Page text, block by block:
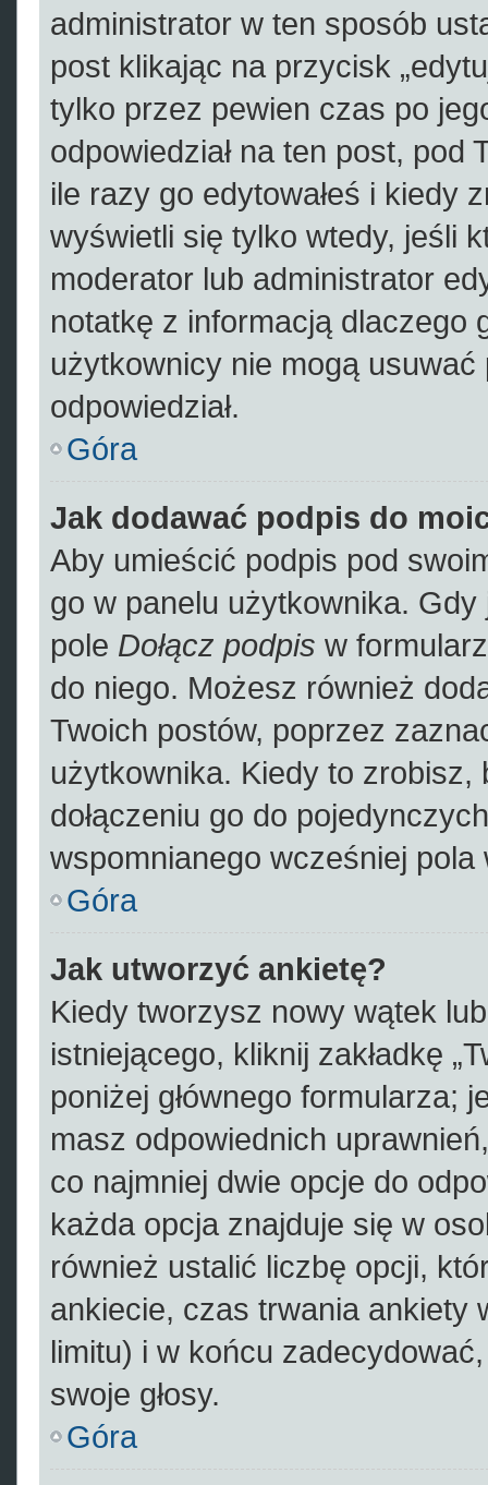
administrator w ten sposób
post klikając na przycisk
tylko przez pewien czas po
odpowiedział na ten post, pod
ile razy go edytowałeś i kiedy
wyświetli się tylko wtedy, jeśli
moderator lub administrator
notatkę z informacją dlaczego
użytkownicy nie mogą
odpowiedział.
Góra
Jak dodawać podpis do
Aby umieścić podpis pod
go w panelu użytkownika.
pole Dołącz podpis w
do niego. Możesz również
Twoich postów, poprzez
użytkownika. Kiedy to zrobisz,
dołączeniu go do
wspomnianego wcześniej
Góra
Jak utworzyć ankietę?
Kiedy tworzysz nowy wątek
istniejącego, kliknij zakładkę
poniżej głównego formularza;
masz odpowiednich
co najmniej dwie opcje do
każda opcja znajduje się w
również ustalić liczbę opcji,
ankiecie, czas trwania ankiety
limitu) i w końcu
swoje głosy.
Góra